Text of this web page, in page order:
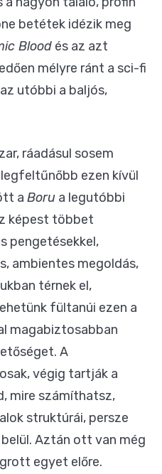
betétek idézik meg
Blood és az azt
mélyre ránt a sci-fi
utóbbi a baljós,
ráadásul sosem
ezen kívül
a Boru a legutóbbi
képest többet
pengetésekkel,
ambientes megoldás,
térnek el,
fültanúi ezen a
magabiztosabban
A
végig tartják a
mire számíthatsz,
struktúrái, persze
Aztán ott van még
egyet előre.